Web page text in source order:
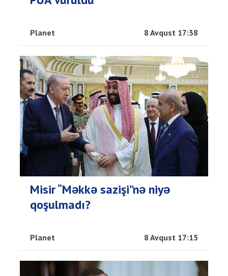
Planet 8 Avqust 17:38
Misir “Məkkə sazişi”nə niyə
qoşulmadı?
Planet 8 Avqust 17:15